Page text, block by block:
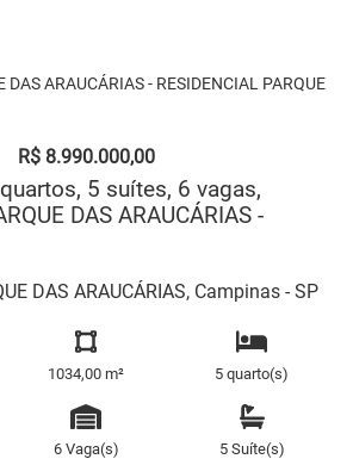
DAS ARAUCÁRIAS - RESIDENCIAL PARQUE
R$ 8.990.000,00
5 suítes, 6 vagas,
DAS ARAUCÁRIAS -
DAS ARAUCÁRIAS, Campinas - SP
1034,00 m² 5 quarto(s)
6 Vaga(s) 5 Suíte(s)